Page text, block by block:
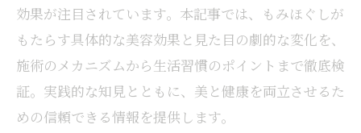
効果が注目されています。本記事では、もみほぐしが
もたらす具体的な美容効果と見た目の劇的な変化を、
施術のメカニズムから生活習慣のポイントまで徹底検
証。実践的な知見とともに、美と健康を両立させるた
めの信頼できる情報を提供します。